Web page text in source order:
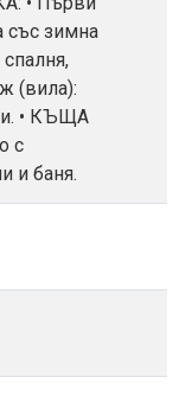
със зимна
(вила):
• КЪЩА
с
и баня.